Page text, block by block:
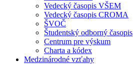
Vedecký časopis VŠEM
Vedecký časopis CROMA
ŠVOČ
Študentský odborný časopis
Centrum pre výskum
Charta a kódex
Medzinárodné vzťahy